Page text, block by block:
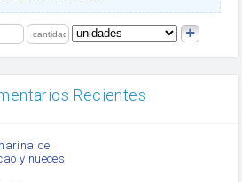
Recientes
de
y nueces